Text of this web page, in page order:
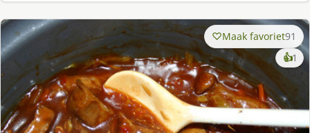
Maak favoriet91
👍1